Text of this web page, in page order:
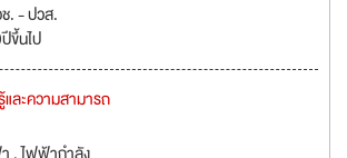
. - ปวส.
ขึ้นไป
ะความสามารถ